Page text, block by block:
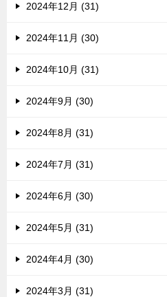
2024年12月 (31)
2024年11月 (30)
2024年10月 (31)
2024年9月 (30)
2024年8月 (31)
2024年7月 (31)
2024年6月 (30)
2024年5月 (31)
2024年4月 (30)
2024年3月 (31)